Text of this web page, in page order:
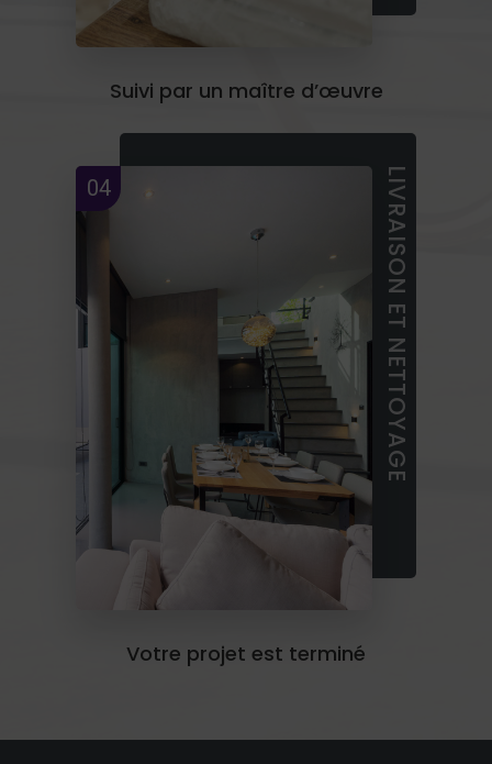
Suivi par un maître d’œuvre
LIVRAISON ET NETTOYAGE
04
Votre projet est terminé